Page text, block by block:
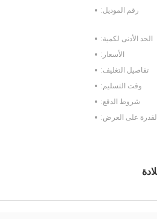
رقم الموديل:
الحد الأدنى لكمية:
الأسعار:
تفاصيل التغليف:
وقت التسليم:
شروط الدفع:
القدرة على العرض: